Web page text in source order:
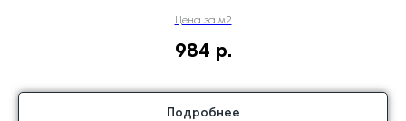
Цена за м2
984 р.
Подробнее